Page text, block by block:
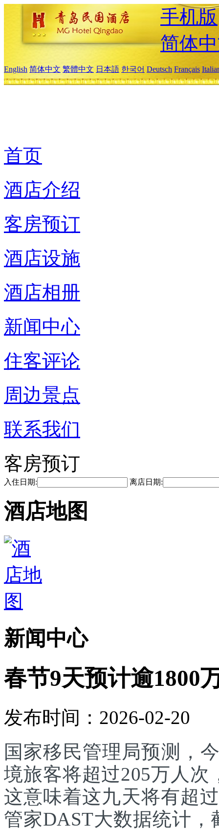
手机版
简体
English 简体中文 繁體中文 日本語 한국어 Deutsch Français
首页
酒店介绍
客房预订
酒店设施
酒店相册
新闻中心
住客评论
周边景点
联系我们
客房预订
入住日期: 离店日期:
酒店地图
新闻中心
春节9天预计逾1800
发布时间：2026-02-20
国家移民管理局预测，
境旅客将超过205万人次
这意味着这九天将有超
管家DAST大数据统计